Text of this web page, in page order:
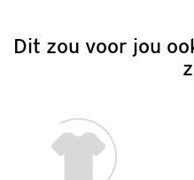
Dit zou voor jou